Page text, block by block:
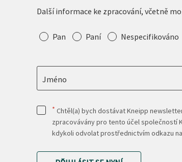
Další informace ke zpracování, včetně
Oslovení
Pan Paní Nespecifikováno
Jméno
* Chtěl(a) bych dostávat Kneipp
zpracovávány pro tento účel společností
kdykoli odvolat prostřednictvím odkazu